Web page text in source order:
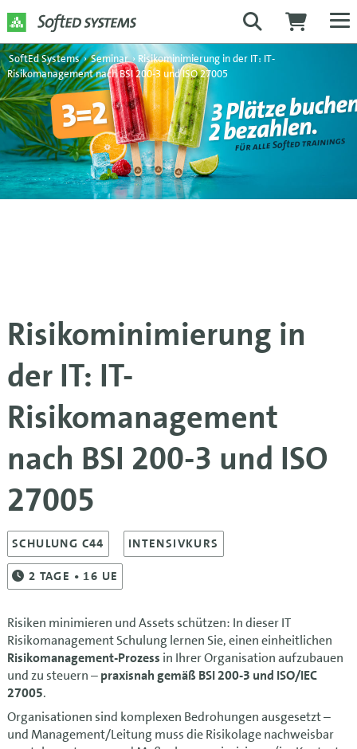
SoftEd Systems › Seminar › Risikominimierung in der IT: IT-
Risikomanagement nach BSI 200-3 und ISO 27005
Risikominimierung in
der IT: IT-
Risikomanagement
nach BSI 200-3 und ISO
27005
SCHULUNG C44 INTENSIVKURS
2 TAGE • 16 UE
Risiken minimieren und Assets schützen: In dieser IT
Risikomanagement Schulung lernen Sie, einen einheitlichen
Risikomanagement-Prozess in Ihrer Organisation aufzubauen
und zu steuern –praxisnah gemäß BSI 200-3 und ISO/IEC
27005.
Organisationen sind komplexen Bedrohungen ausgesetzt –
und Management/Leitung muss die Risikolage nachweisbar